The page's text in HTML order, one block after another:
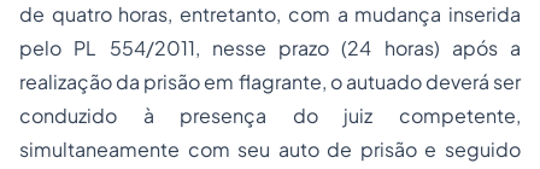
de quatro horas, entretanto, com a mudança inserida
pelo PL 554/2011, nesse prazo (24 horas) após a
realização da prisão em flagrante, o autuado deverá ser
conduzido à presença do juiz competente,
simultaneamente com seu auto de prisão e seguido